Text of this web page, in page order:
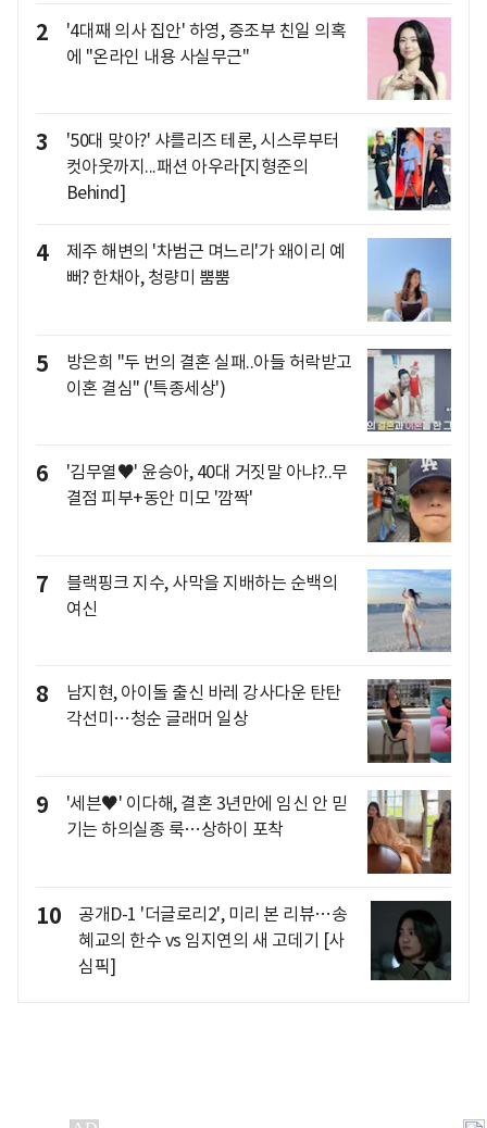
2
'4대째 의사 집안' 하영, 증조부 친일 의혹
에 "온라인 내용 사실무근"
3
'50대 맞아?' 샤를리즈 테론, 시스루부터
컷아웃까지...패션 아우라[지형준의
Behind]
4
제주 해변의 '차범근 며느리'가 왜이리 예
뻐? 한채아, 청량미 뿜뿜
5
방은희 "두 번의 결혼 실패..아들 허락받고
이혼 결심" ('특종세상')
6
'김무열♥' 윤승아, 40대 거짓말 아냐?..무
결점 피부+동안 미모 '깜짝'
7
블랙핑크 지수, 사막을 지배하는 순백의
여신
8
남지현, 아이돌 출신 바레 강사다운 탄탄
각선미…청순 글래머 일상
9
'세븐♥' 이다해, 결혼 3년만에 임신 안 믿
기는 하의실종 룩…상하이 포착
10
공개D-1 '더글로리2', 미리 본 리뷰…송
혜교의 한수 vs 임지연의 새 고데기 [사
심픽]